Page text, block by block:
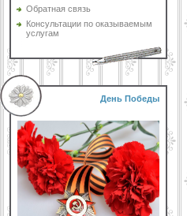
Обратная связь
Консультации по оказываемым
услугам
День Победы